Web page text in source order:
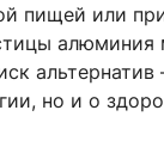
пищей или
алюминия
но и о